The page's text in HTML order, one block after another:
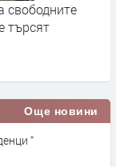
свободните
търсят
Още новини
“